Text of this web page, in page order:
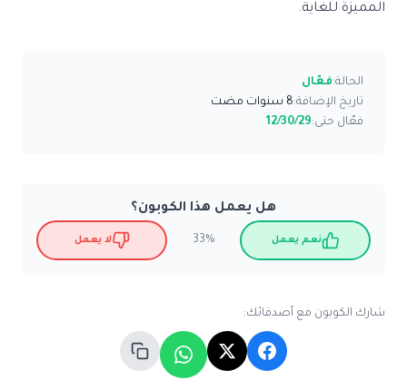
المميزة للغاية.
الحالة:فعّال
تاريخ الإضافة:8 سنوات مضت
فعّال حتى:12/30/29
هل يعمل هذا الكوبون؟
نعم يعمل 33% لا يعمل
شارك الكوبون مع أصدقائك: